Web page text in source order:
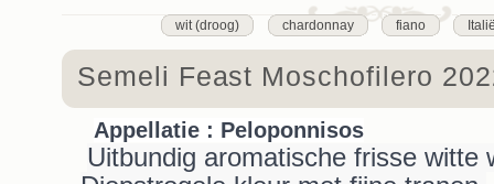
wit (droog) chardonnay fiano
Semeli Feast Moschofilero
Appellatie : Peloponnisos
Uitbundig aromatische frisse witte